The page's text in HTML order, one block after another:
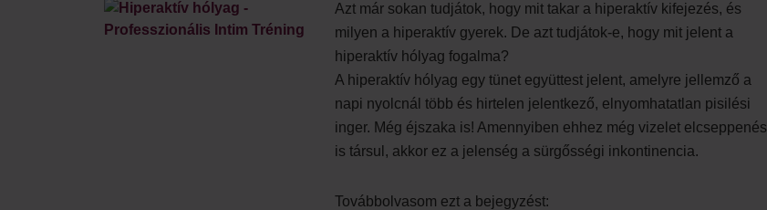
Azt már sokan tudjátok, hogy mit takar a hiperaktív kifejezés, és
milyen a hiperaktív gyerek. De azt tudjátok-e, hogy mit jelent a
hiperaktív hólyag fogalma?
A hiperaktív hólyag egy tünet együttest jelent, amelyre jellemző a
napi nyolcnál több és hirtelen jelentkező, elnyomhatatlan pisilési
inger. Még éjszaka is! Amennyiben ehhez még vizelet elcseppenés
is társul, akkor ez a jelenség a sürgősségi inkontinencia.
Továbbolvasom ezt a bejegyzést: